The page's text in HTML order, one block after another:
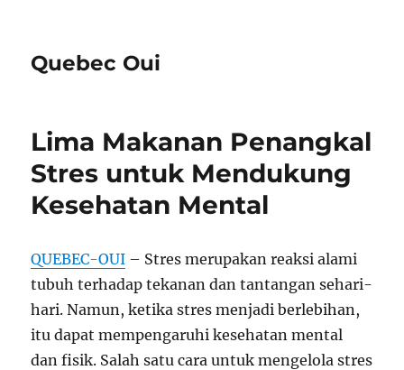
Quebec Oui
Lima Makanan Penangkal
Stres untuk Mendukung
Kesehatan Mental
QUEBEC-OUI – Stres merupakan reaksi alami
tubuh terhadap tekanan dan tantangan sehari-
hari. Namun, ketika stres menjadi berlebihan,
itu dapat mempengaruhi kesehatan mental
dan fisik. Salah satu cara untuk mengelola stres